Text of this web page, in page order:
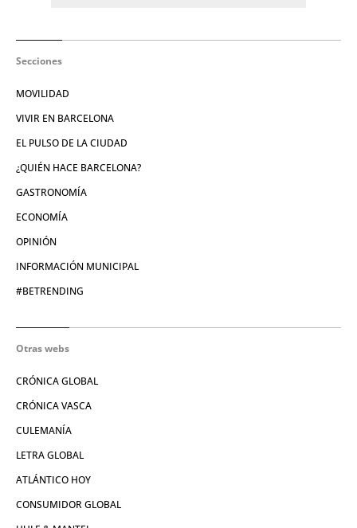
Secciones
MOVILIDAD
VIVIR EN BARCELONA
EL PULSO DE LA CIUDAD
¿QUIÉN HACE BARCELONA?
GASTRONOMÍA
ECONOMÍA
OPINIÓN
INFORMACIÓN MUNICIPAL
#BETRENDING
Otras webs
CRÓNICA GLOBAL
CRÓNICA VASCA
CULEMANÍA
LETRA GLOBAL
ATLÁNTICO HOY
CONSUMIDOR GLOBAL